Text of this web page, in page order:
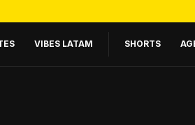
VIBES LATAM SHORTS